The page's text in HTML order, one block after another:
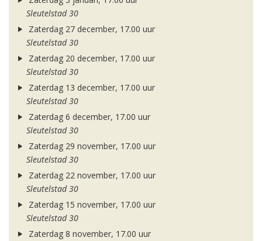
Sleutelstad 30
Zaterdag 27 december, 17.00 uur
Sleutelstad 30
Zaterdag 20 december, 17.00 uur
Sleutelstad 30
Zaterdag 13 december, 17.00 uur
Sleutelstad 30
Zaterdag 6 december, 17.00 uur
Sleutelstad 30
Zaterdag 29 november, 17.00 uur
Sleutelstad 30
Zaterdag 22 november, 17.00 uur
Sleutelstad 30
Zaterdag 15 november, 17.00 uur
Sleutelstad 30
Zaterdag 8 november, 17.00 uur